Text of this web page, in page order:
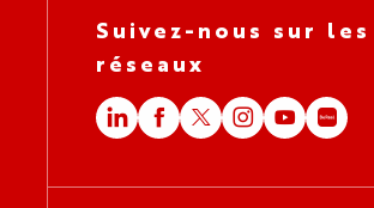
Suivez-nous sur les
réseaux